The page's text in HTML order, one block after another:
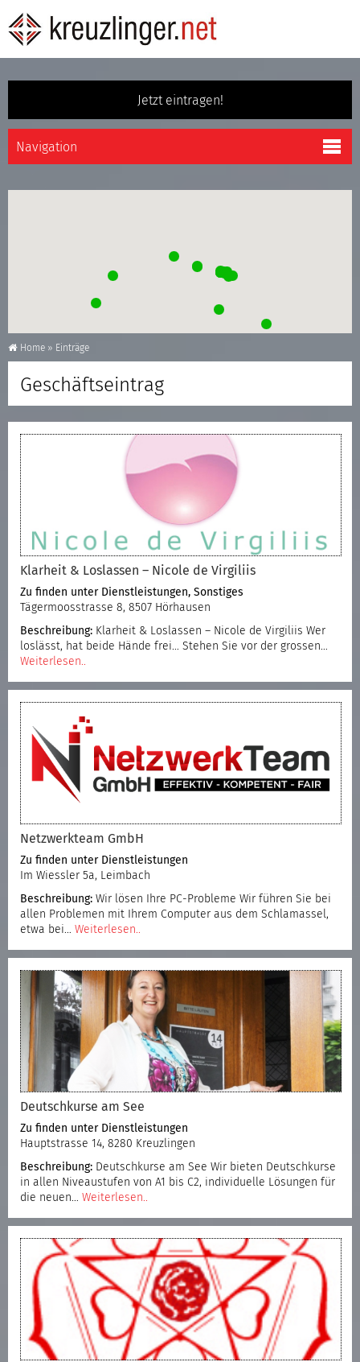
Jetzt eintragen!
Home » Einträge
Geschäftseintrag
Klarheit & Loslassen – Nicole de Virgiliis
Zu finden unter Dienstleistungen, Sonstiges
Tägermoosstrasse 8, 8507 Hörhausen
Beschreibung: Klarheit & Loslassen – Nicole de Virgiliis Wer
loslässt, hat beide Hände frei… Stehen Sie vor der grossen…
Weiterlesen..
Netzwerkteam GmbH
Zu finden unter Dienstleistungen
Im Wiessler 5a, Leimbach
Beschreibung: Wir lösen Ihre PC-Probleme Wir führen Sie bei
allen Problemen mit Ihrem Computer aus dem Schlamassel,
etwa bei… Weiterlesen..
Deutschkurse am See
Zu finden unter Dienstleistungen
Hauptstrasse 14, 8280 Kreuzlingen
Beschreibung: Deutschkurse am See Wir bieten Deutschkurse
in allen Niveaustufen von A1 bis C2, individuelle Lösungen für
die neuen… Weiterlesen..